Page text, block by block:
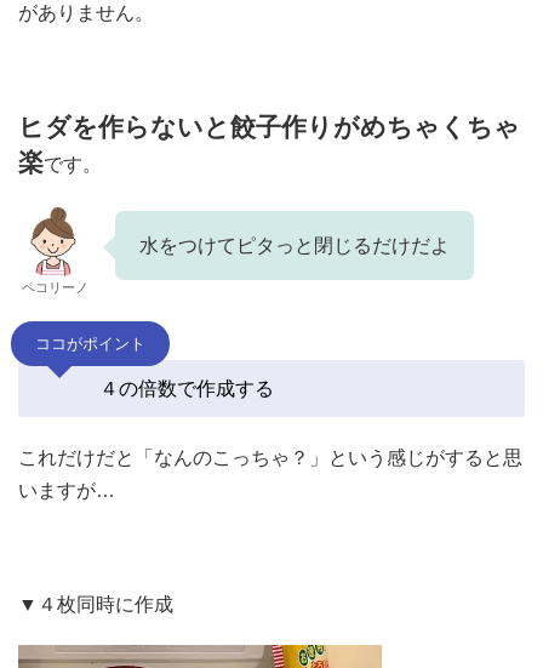
がありません。
ヒダを作らないと餃子作りがめちゃくちゃ
楽です。
ペコリーノ
水をつけてピタっと閉じるだけだよ
ココがポイント
４の倍数で作成する
これだけだと「なんのこっちゃ？」という感じがすると思
いますが…
▼４枚同時に作成